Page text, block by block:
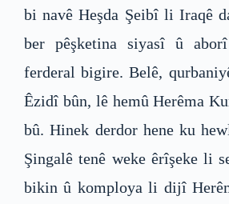
bi navê Heşda Şeibî li Iraqê
ber pêşketina siyasî û
ferderal bigire. Belê,
Êzidî bûn, lê hemû Herêma
bû. Hinek derdor hene ku
Şingalê tenê weke êrîşeke li
bikin û komploya li dijî